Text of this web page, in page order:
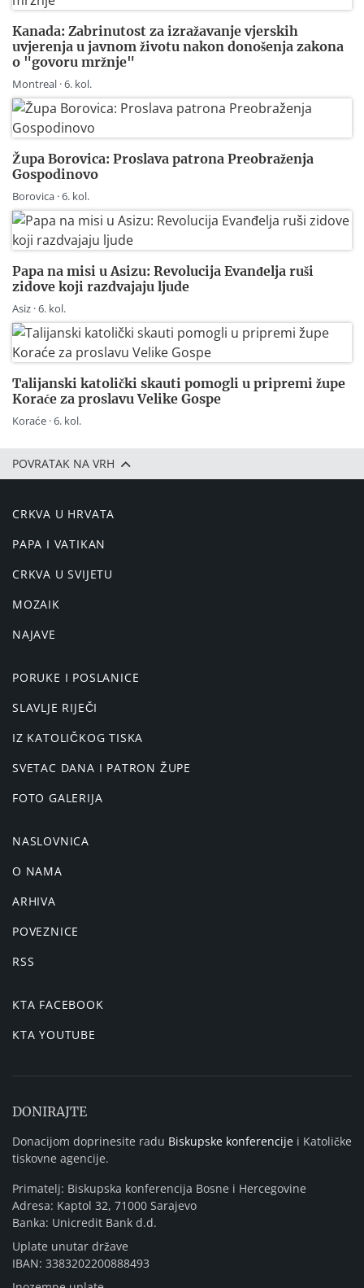
Kanada: Zabrinutost za izražavanje vjerskih
uvjerenja u javnom životu nakon donošenja zakona
o "govoru mržnje"
Montreal · 6. kol.
Župa Borovica: Proslava patrona Preobraženja
Gospodinovo
Borovica · 6. kol.
Papa na misi u Asizu: Revolucija Evanđelja ruši
zidove koji razdvajaju ljude
Asiz · 6. kol.
Talijanski katolički skauti pomogli u pripremi župe
Koraće za proslavu Velike Gospe
Koraće · 6. kol.
POVRATAK NA VRH
CRKVA U HRVATA
PAPA I VATIKAN
CRKVA U SVIJETU
MOZAIK
NAJAVE
PORUKE I POSLANICE
SLAVLJE RIJEČI
IZ KATOLIČKOG TISKA
SVETAC DANA I PATRON ŽUPE
FOTO GALERIJA
NASLOVNICA
O NAMA
ARHIVA
POVEZNICE
RSS
KTA FACEBOOK
KTA YOUTUBE
DONIRAJTE
Donacijom doprinesite radu Biskupske konferencije i Katoličke
tiskovne agencije.
Primatelj: Biskupska konferencija Bosne i Hercegovine
Adresa: Kaptol 32, 71000 Sarajevo
Banka: Unicredit Bank d.d.
Uplate unutar države
IBAN: 3383202200888493